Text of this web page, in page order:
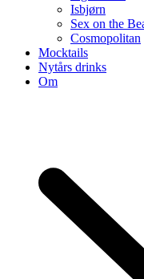
Isbjørn
Sex on the
Cosmopolitan
Mocktails
Nytårs drinks
Om